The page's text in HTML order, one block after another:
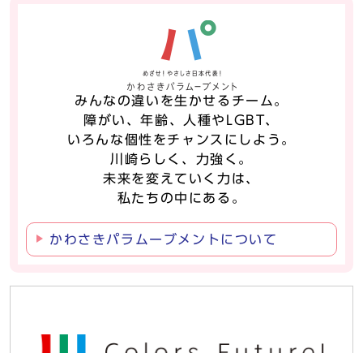
みんなの違いを生かせるチーム。
障がい、年齢、人種やLGBT、
いろんな個性をチャンスにしよう。
川崎らしく、力強く。
未来を変えていく力は、
私たちの中にある。
かわさきパラムーブメントについて